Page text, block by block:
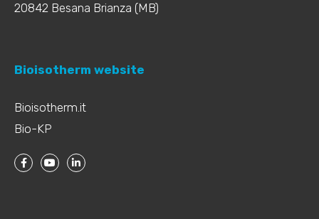
20842 Besana Brianza (MB)
Bioisotherm website
Bioisotherm.it
Bio-KP